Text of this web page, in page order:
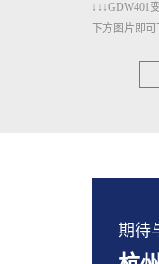
下方图片即可
期待